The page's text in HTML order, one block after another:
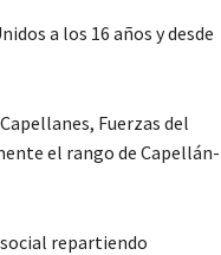
a los 16 años y desde
Fuerzas del
el rango de Capellán-
repartiendo